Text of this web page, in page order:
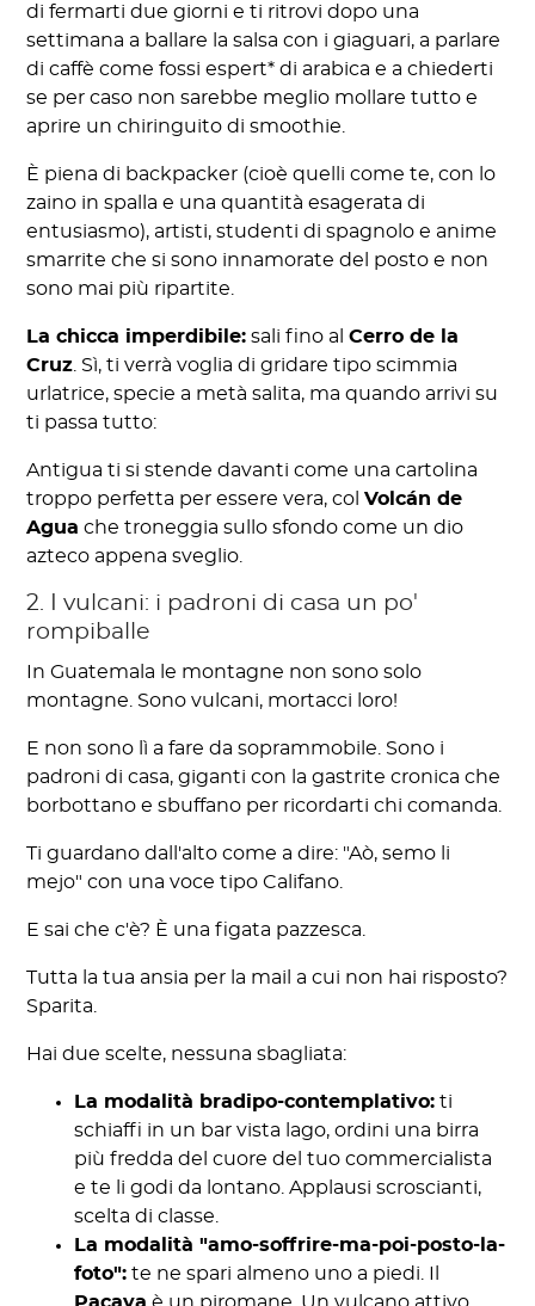
di fermarti due giorni e ti ritrovi dopo una
settimana a ballare la salsa con i giaguari, a parlare
di caffè come fossi espert* di arabica e a chiederti
se per caso non sarebbe meglio mollare tutto e
aprire un chiringuito di smoothie.
È piena di backpacker (cioè quelli come te, con lo
zaino in spalla e una quantità esagerata di
entusiasmo), artisti, studenti di spagnolo e anime
smarrite che si sono innamorate del posto e non
sono mai più ripartite.
La chicca imperdibile: sali fino alCerro de la
Cruz . Sì, ti verrà voglia di gridare tipo scimmia
urlatrice, specie a metà salita, ma quando arrivi su
ti passa tutto:
Antigua ti si stende davanti come una cartolina
troppo perfetta per essere vera, colVolcán de
Agua che troneggia sullo sfondo come un dio
azteco appena sveglio.
2. I vulcani: i padroni di casa un po'
rompiballe
In Guatemala le montagne non sono solo
montagne. Sono vulcani, mortacci loro!
E non sono lì a fare da soprammobile. Sono i
padroni di casa, giganti con la gastrite cronica che
borbottano e sbuffano per ricordarti chi comanda.
Ti guardano dall'alto come a dire: "Aò, semo li
mejo" con una voce tipo Califano.
E sai che c'è? È una figata pazzesca.
Tutta la tua ansia per la mail a cui non hai risposto?
Sparita.
Hai due scelte, nessuna sbagliata:
La modalità bradipo-contemplativo: ti
schiaffi in un bar vista lago, ordini una birra
più fredda del cuore del tuo commercialista
e te li godi da lontano. Applausi scroscianti,
scelta di classe.
La modalità "amo-soffrire-ma-poi-posto-la-
foto": te ne spari almeno uno a piedi. Il